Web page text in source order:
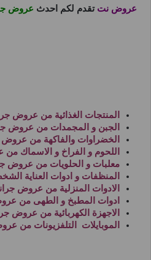
عروض نت تقدم لكم احدث عروض
المنتجات الغذائية من عروض
الجبن و المجمدات من عروض
الخضراوات والفاكهة من عروض
اللحوم و الفراخ و الاسماك من
معلبات و الحلويات من عروض
المنظفات و ادوات العناية
الادوات المنزلية من عروض
ادوات المطبخ و الطهى من
الاجهزة الكهربائية من عروض
الموبايلات التلفزيونات من